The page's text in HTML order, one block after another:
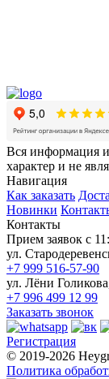
Вся информация
характер и не
Навигация
Как заказать
Новинки
Контакты
Прием заявок с
ул.
+7 999 516-57-90
ул. Лёни
+7 996 499 12 99
Заказать звонок
Регистрация
© 2019-2026
Политика